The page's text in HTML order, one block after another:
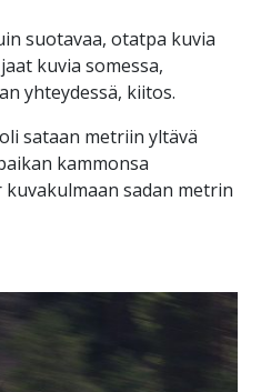
suotavaa, otatpa kuvia
kuvia somessa,
yhteydessä, kiitos.
sataan metriin yltävä
kammonsa
sadan metrin